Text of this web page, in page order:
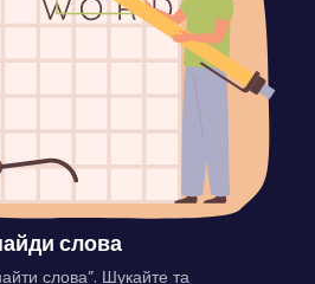
слова
слова”. Шукайте та